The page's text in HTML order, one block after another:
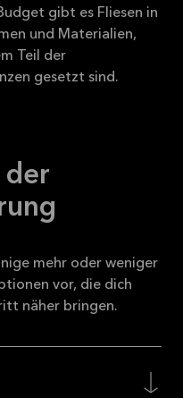
gibt es Fliesen in
und Materialien,
Teil der
gesetzt sind.
der
mehr oder weniger
vor, die dich
näher bringen.